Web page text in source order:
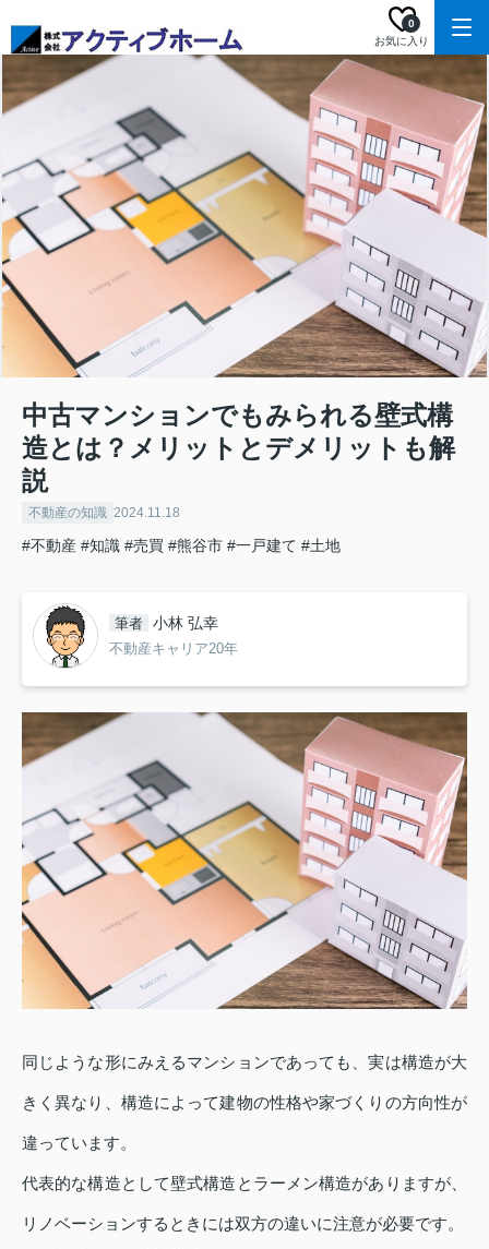
お気に入り
0
中古マンションでもみられる壁式構
造とは？メリットとデメリットも解
説
不動産の知識 2024.11.18
#不動産 #知識 #売買 #熊谷市 #一戸建て #土地
筆者 小林 弘幸
不動産キャリア20年
同じような形にみえるマンションであっても、実は構造が大
きく異なり、構造によって建物の性格や家づくりの方向性が
違っています。
代表的な構造として壁式構造とラーメン構造がありますが、
リノベーションするときには双方の違いに注意が必要です。